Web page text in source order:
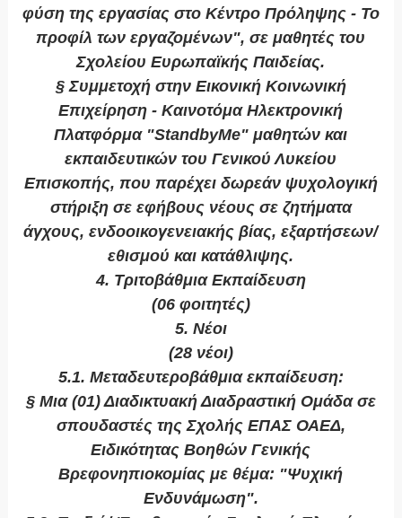
φύση της εργασίας στο Κέντρο Πρόληψης - Το
προφίλ των εργαζομένων", σε μαθητές του
Σχολείου Ευρωπαϊκής Παιδείας.
§ Συμμετοχή στην Εικονική Κοινωνική
Επιχείρηση - Καινοτόμα Ηλεκτρονική
Πλατφόρμα "StandbyMe" μαθητών και
εκπαιδευτικών του Γενικού Λυκείου
Επισκοπής, που παρέχει δωρεάν ψυχολογική
στήριξη σε εφήβους νέους σε ζητήματα
άγχους, ενδοοικογενειακής βίας, εξαρτήσεων/
εθισμού και κατάθλιψης.
4. Τριτοβάθμια Εκπαίδευση
(06 φοιτητές)
5. Νέοι
(28 νέοι)
5.1. Μεταδευτεροβάθμια εκπαίδευση:
§ Μια (01) Διαδικτυακή Διαδραστική Ομάδα σε
σπουδαστές της Σχολής ΕΠΑΣ ΟΑΕΔ,
Ειδικότητας Βοηθών Γενικής
Βρεφονηπιοκομίας με θέμα: "Ψυχική
Ενδυνάμωση".